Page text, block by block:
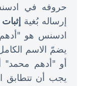
حروفه في
إرساله بُغية
ادسنس هو
يضمّ الاسم
أو "أدهم محمد"
يجب أن تتطابق